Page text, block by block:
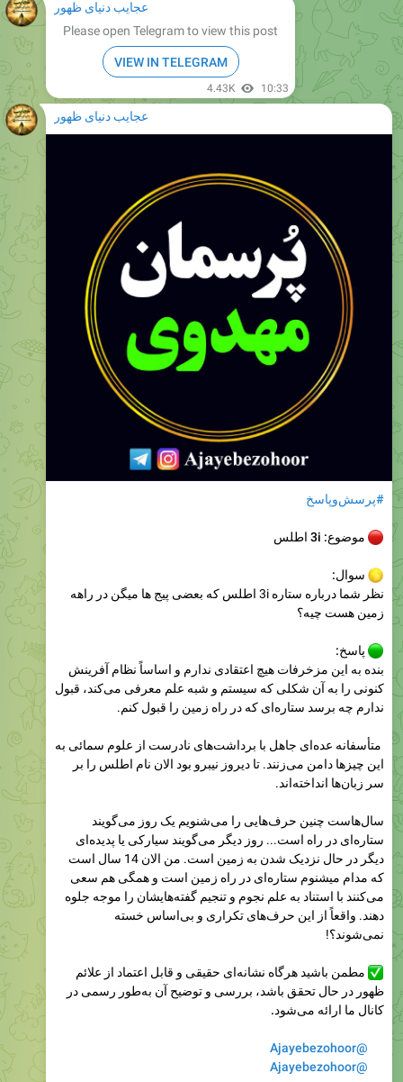
VIEW IN TELEGRAM
4.43K
عجایب دنیای ظهور
Please open Telegram to view this post
VIEW IN TELEGRAM
عجایب دنیای ظهور
Please open Telegram to view this post
VIEW IN TELEGRAM
edited
November 12, 2025
عجایب دنیای ظهور
Please open Telegram to view this post
VIEW IN TELEGRAM
11:41
عجایب دنیای ظهور
فتنهٔ سادات پیش از ظهور (۱)
🌕ابان بن تغلب گويد: شنيدم امام صادق عليه السلام مى‌فرمایند: زمانی که پرچم حقّ ظاهر ‏شود، اهل مشرق و مغرب آن را لعن مى‏كنند، آيا مى‌دانى چرا چنين مى‌كنند؟ گفتم: خیر! فرمودند: به خاطر آنچه كه مردم پيش از خروج او از اهل بیت او…
Please open Telegram to view this post
VIEW IN TELEGRAM
12:21
عجایب دنیای ظهور
5.26K 14:01
عجایب دنیای ظهور
Please open Telegram to view this post
6.2K 09:27
November 14, 2025
عجایب دنیای ظهور
Please open Telegram to view this post
4.36K 09:56
November 30, 2025
عجایب دنیای ظهور